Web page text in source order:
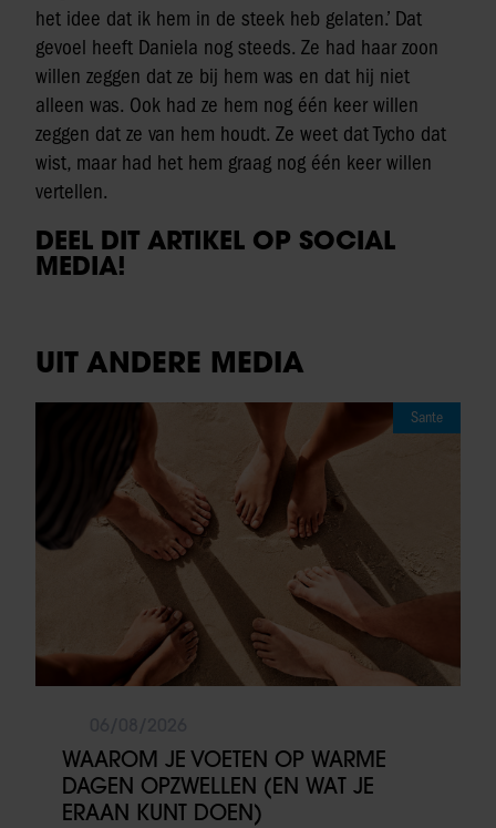
het idee dat ik hem in de steek heb gelaten.’ Dat
gevoel heeft Daniela nog steeds. Ze had haar zoon
willen zeggen dat ze bij hem was en dat hij niet
alleen was. Ook had ze hem nog één keer willen
zeggen dat ze van hem houdt. Ze weet dat Tycho dat
wist, maar had het hem graag nog één keer willen
vertellen.
DEEL DIT ARTIKEL OP SOCIAL
MEDIA!
UIT ANDERE MEDIA
Sante
WAAROM JE VOETEN OP WARME
DAGEN OPZWELLEN (EN WAT JE
ERAAN KUNT DOEN)